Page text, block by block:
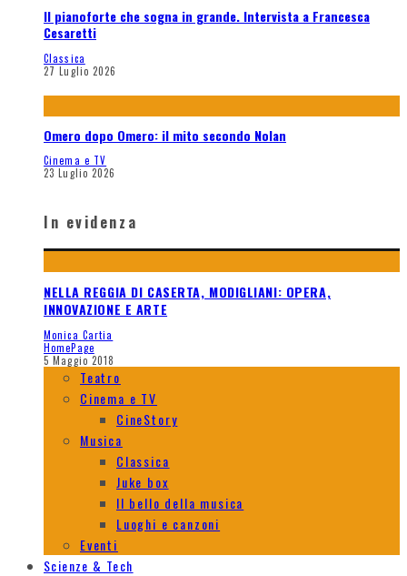
Il pianoforte che sogna in grande. Intervista a Francesca
Cesaretti
Classica
27 Luglio 2026
Omero dopo Omero: il mito secondo Nolan
Cinema e TV
23 Luglio 2026
In evidenza
NELLA REGGIA DI CASERTA, MODIGLIANI: OPERA,
INNOVAZIONE E ARTE
Monica Cartia
HomePage
5 Maggio 2018
Teatro
Cinema e TV
CineStory
Musica
Classica
Juke box
Il bello della musica
Luoghi e canzoni
Eventi
Scienze & Tech